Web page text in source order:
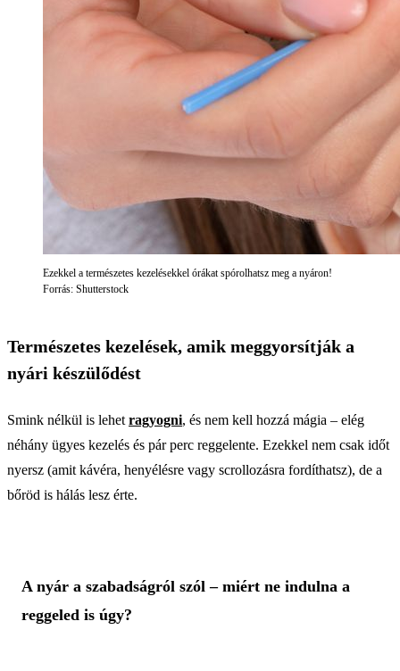
Ezekkel a természetes kezelésekkel órákat spórolhatsz meg a nyáron!
Forrás: Shutterstock
Természetes kezelések, amik meggyorsítják a
nyári készülődést
Smink nélkül is lehet ragyogni, és nem kell hozzá mágia – elég
néhány ügyes kezelés és pár perc reggelente. Ezekkel nem csak időt
nyersz (amit kávéra, henyélésre vagy scrollozásra fordíthatsz), de a
bőröd is hálás lesz érte.
A nyár a szabadságról szól – miért ne indulna a
reggeled is úgy?